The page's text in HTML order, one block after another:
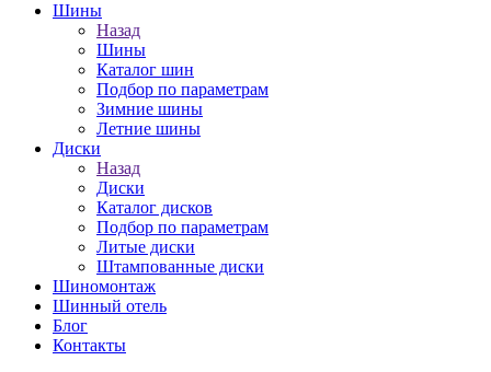
Шины
Назад
Шины
Каталог шин
Подбор по параметрам
Зимние шины
Летние шины
Диски
Назад
Диски
Каталог дисков
Подбор по параметрам
Литые диски
Штампованные диски
Шиномонтаж
Шинный отель
Блог
Контакты